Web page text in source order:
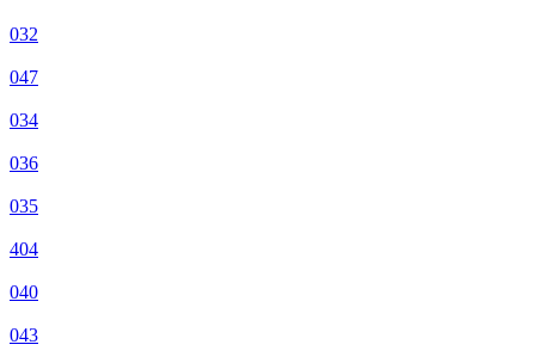
032
047
034
036
035
404
040
043